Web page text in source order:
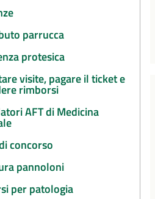
parrucca
protesica
visite, pagare il ticket e
rimborsi
AFT di Medicina
concorso
pannoloni
per patologia